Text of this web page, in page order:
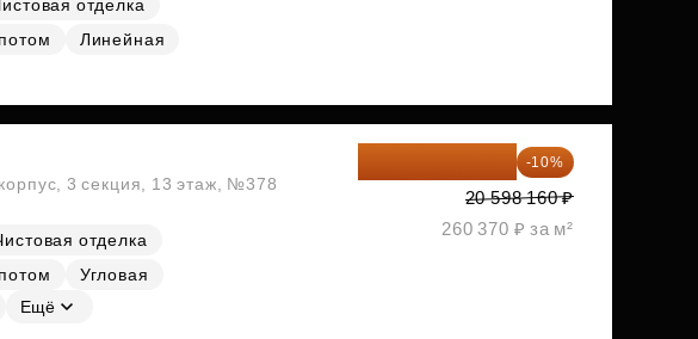
отделка
Линейная
3 секция, 13 этаж, №378
отделка
Угловая
Ещё
-10%
20 598 160 ₽
260 370 ₽ за м²